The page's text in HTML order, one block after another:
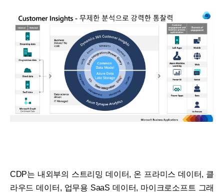
CDP는 내외부의 스트리밍 데이터, 온 프라미스 데이터, 클
라우드 데이터, 업무용 SaaS 데이터, 마이크로소프트 그래